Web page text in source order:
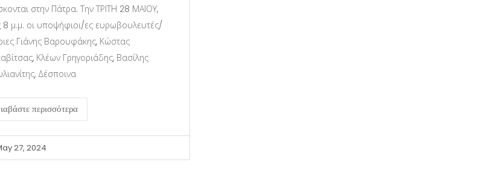
στην Πάτρα. Την ΤΡΙΤΗ 28 ΜΑΪΟΥ,
8 μ.μ. οι υποψήφιοι/ες ευρωβουλευτές/
Γιάνης Βαρουφάκης, Κώστας
Κλέων Γρηγοριάδης, Βασίλης
Δέσποινα
περισσότερα
27, 2024